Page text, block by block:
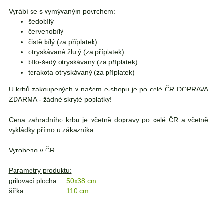
Vyrábí se s vymývaným povrchem:
šedobílý
červenobílý
čistě bílý (za příplatek)
otryskávané žlutý (za příplatek)
bílo-šedý otryskávaný (za příplatek)
terakota otryskávaný (za příplatek)
U krbů zakoupených v našem e-shopu je po celé ČR DOPRAVA
ZDARMA - žádné skryté poplatky!
Cena zahradního krbu je včetně dopravy po celé ČR a včetně
vykládky přímo u zákazníka.
Vyrobeno v ČR
Parametry produktu:
grilovací plocha:
50x38 cm
šířka:
110 cm